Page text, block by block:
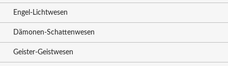
Engel-Lichtwesen
Dämonen-Schattenwesen
Geister-Geistwesen